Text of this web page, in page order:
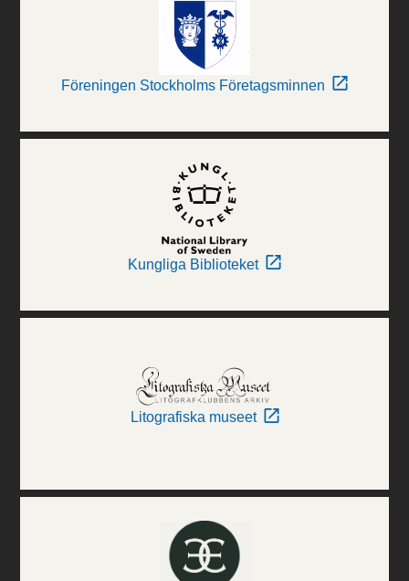
Föreningen Stockholms Företagsminnen
Kungliga Biblioteket
Litografiska museet